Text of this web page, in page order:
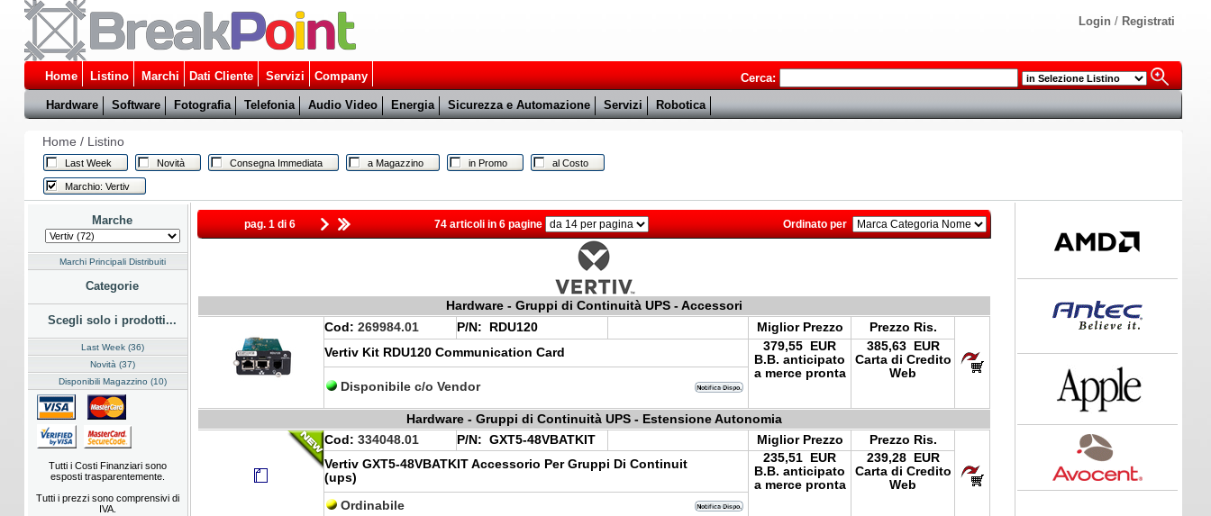
Login / Registrati
Home Listino Marchi Dati Cliente Servizi Company
Cerca:
Hardware
Software Fotografia Telefonia Audio Video Energia Sicurezza e Automazione Servizi Robotica
Home / Listino
Last Week Novità Consegna Immediata a Magazzino in Promo al Costo
Marchio: Vertiv
Marche
Marchi Principali Distribuiti
Categorie
Scegli solo i prodotti...
Last Week (36)
Novità (37)
Disponibili Magazzino (10)
Tutti i Costi Finanziari sono
esposti trasparentemente.
Tutti i prezzi sono comprensivi di
IVA.
pag. 1 di 6 74 articoli in 6 pagine Ordinato per
Hardware - Gruppi di Continuità UPS - Accessori
Cod: 269984.01 P/N: RDU120 Miglior Prezzo
Prezzo Ris.
Vertiv Kit RDU120 Communication Card
379,55 EUR
B.B. anticipato
a merce pronta
385,63 EUR
Carta di Credito
Web
Disponibile c/o Vendor
Hardware - Gruppi di Continuità UPS - Estensione Autonomia
Cod: 334048.01 P/N: GXT5-48VBATKIT Miglior Prezzo
Prezzo Ris.
Vertiv GXT5-48VBATKIT Accessorio Per Gruppi Di Continuit
(ups)
235,51 EUR
B.B. anticipato
a merce pronta
239,28 EUR
Carta di Credito
Web
Ordinabile